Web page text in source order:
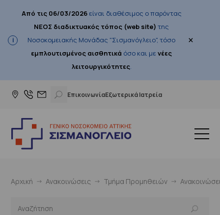
Από τις 06/03/2026είναι διαθέσιμος ο παρόντας
ΝΕΟΣ διαδικτυακός τόπος (web site) της
Νοσοκομειακής Μονάδας "Σισμανόγλειο", τόσο
εμπλουτισμένος αισθητικά όσο και μενέες
λειτουργικότητες.
×
ΕπικοινωνίαΕξωτερικά Ιατρεία
Αρχική Ανακοινώσεις Τμήμα Προμηθειών